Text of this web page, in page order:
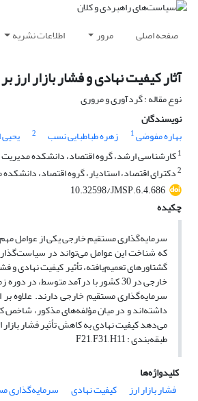
صفحه اصلی مرور اطلاعات نشریه
آثار کیفیت نهادی و فشار بازار
نوع مقاله : گردآوری و مروری
نویسندگان
بهاره مفوضی1 زهره طباطبایی نسب 2
1کارشناسی ارشد، گروه اقتصاد، دانشکده مدیریت
2دکترای اقتصاد، استادیار، گروه اقتصاد،
10.32598/JMSP.6.4.686
چکیده
سرمایه‌گذاری مستقیم خارجی یکی از عوامل
که شناخت این عوامل می‌تواند در
گشتاورهای تعمیم‌یافته، تأثیر کیفیت نهادی
سرمایه‌گذاری مستقیم خارجی دارند. علاوه
داشته‌اند و در میان مؤلفه‌های مذکور، شاخص
می‌دهد کیفیت نهادی به کاهش تأثیر فشار
طبقه‌بندی : F21, F31, H11
کلیدواژه‌ها
فشار بازار ارز
کیفیت نهادی سرمایه‌گذاری